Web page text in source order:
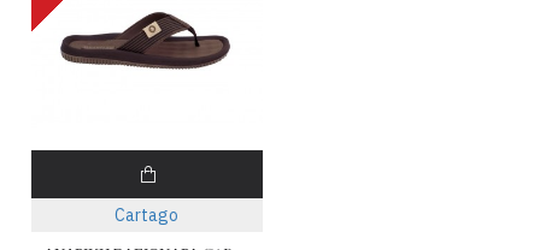
Cartago